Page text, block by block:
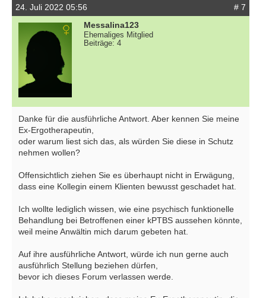
24. Juli 2022 05:56
# 7
Messalina123
Ehemaliges Mitglied
Beiträge: 4
Danke für die ausführliche Antwort. Aber kennen Sie meine
Ex-Ergotherapeutin,
oder warum liest sich das, als würden Sie diese in Schutz
nehmen wollen?
Offensichtlich ziehen Sie es überhaupt nicht in Erwägung,
dass eine Kollegin einem Klienten bewusst geschadet hat.
Ich wollte lediglich wissen, wie eine psychisch funktionelle
Behandlung bei Betroffenen einer kPTBS aussehen könnte,
weil meine Anwältin mich darum gebeten hat.
Auf ihre ausführliche Antwort, würde ich nun gerne auch
ausführlich Stellung beziehen dürfen,
bevor ich dieses Forum verlassen werde.